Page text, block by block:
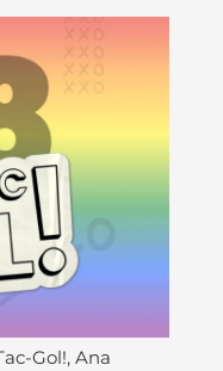
Gol!, Ana